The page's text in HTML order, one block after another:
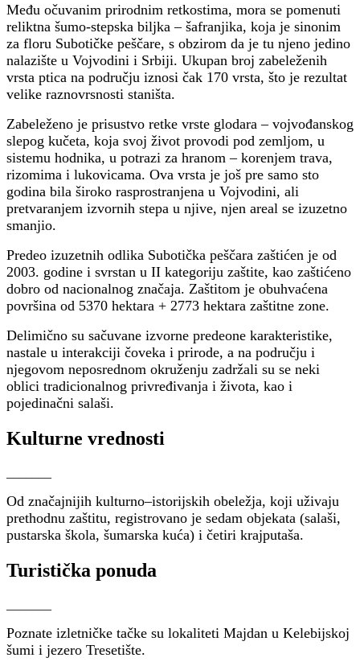
Među očuvanim prirodnim retkostima, mora se pomenuti
reliktna šumo-stepska biljka – šafranjika, koja je sinonim
za floru Subotičke peščare, s obzirom da je tu njeno jedino
nalazište u Vojvodini i Srbiji. Ukupan broj zabeleženih
vrsta ptica na području iznosi čak 170 vrsta, što je rezultat
velike raznovrsnosti staništa.
Zabeleženo je prisustvo retke vrste glodara – vojvođanskog
slepog kučeta, koja svoj život provodi pod zemljom, u
sistemu hodnika, u potrazi za hranom – korenjem trava,
rizomima i lukovicama. Ova vrsta je još pre samo sto
godina bila široko rasprostranjena u Vojvodini, ali
pretvaranjem izvornih stepa u njive, njen areal se izuzetno
smanjio.
Predeo izuzetnih odlika Subotička peščara zaštićen je od
2003. godine i svrstan u II kategoriju zaštite, kao zaštićeno
dobro od nacionalnog značaja. Zaštitom je obuhvaćena
površina od 5370 hektara + 2773 hektara zaštitne zone.
Delimično su sačuvane izvorne predeone karakteristike,
nastale u interakciji čoveka i prirode, a na području i
njegovom neposrednom okruženju zadržali su se neki
oblici tradicionalnog privređivanja i života, kao i
pojedinačni salaši.
Kulturne vrednosti
Od značajnijih kulturno–istorijskih obeležja, koji uživaju
prethodnu zaštitu, registrovano je sedam objekata (salaši,
pustarska škola, šumarska kuća) i četiri krajputaša.
Turistička ponuda
Poznate izletničke tačke su lokaliteti Majdan u Kelebijskoj
šumi i jezero Tresetište.